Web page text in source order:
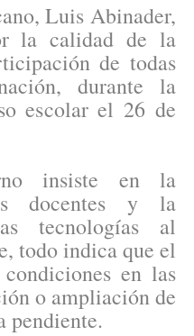
Luis Abinader,
la calidad de la
de todas
durante la
escolar el 26 de
insiste en la
docentes y la
tecnologías al
todo indica que el
en las
o ampliación de
pendiente.